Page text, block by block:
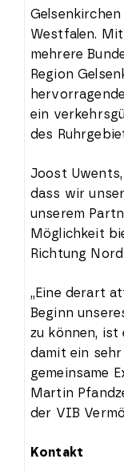
Westfalen.
mehrere
Region
ein
des
Joost Uwents,
dass wir
unserem
Möglichkeit
Richtung
„Eine derart
Beginn
zu können, ist
damit ein
gemeinsame
Martin
der VIB
Kontakt